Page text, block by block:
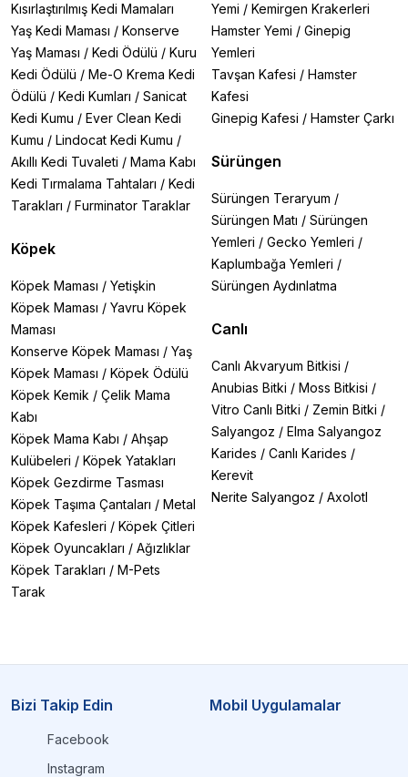
Kısırlaştırılmış Kedi Mamaları
Yaş Kedi Maması / Konserve
Yaş Maması / Kedi Ödülü / Kuru
Kedi Ödülü / Me-O Krema Kedi
Ödülü / Kedi Kumları / Sanicat
Kedi Kumu / Ever Clean Kedi
Kumu / Lindocat Kedi Kumu /
Akıllı Kedi Tuvaleti / Mama Kabı
Kedi Tırmalama Tahtaları / Kedi
Tarakları / Furminator Taraklar
Köpek
Köpek Maması / Yetişkin
Köpek Maması / Yavru Köpek
Maması
Konserve Köpek Maması / Yaş
Köpek Maması / Köpek Ödülü
Köpek Kemik / Çelik Mama
Kabı
Köpek Mama Kabı / Ahşap
Kulübeleri / Köpek Yatakları
Köpek Gezdirme Tasması
Köpek Taşıma Çantaları / Metal
Köpek Kafesleri / Köpek Çitleri
Köpek Oyuncakları / Ağızlıklar
Köpek Tarakları / M-Pets
Tarak
Yemi / Kemirgen Krakerleri
Hamster Yemi / Ginepig
Yemleri
Tavşan Kafesi / Hamster
Kafesi
Ginepig Kafesi / Hamster Çarkı
Sürüngen
Sürüngen Teraryum /
Sürüngen Matı / Sürüngen
Yemleri / Gecko Yemleri /
Kaplumbağa Yemleri /
Sürüngen Aydınlatma
Canlı
Canlı Akvaryum Bitkisi /
Anubias Bitki / Moss Bitkisi /
Vitro Canlı Bitki / Zemin Bitki /
Salyangoz / Elma Salyangoz
Karides / Canlı Karides /
Kerevit
Nerite Salyangoz / Axolotl
Bizi Takip Edin
Facebook
Instagram
Mobil Uygulamalar